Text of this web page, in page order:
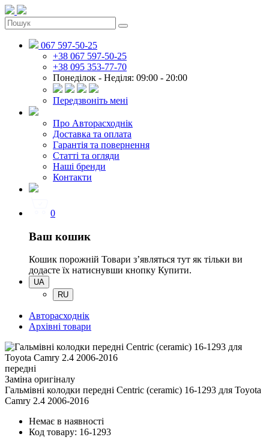
067 597-50-25
+38 067 597-50-25
+38 095 353-77-70
Понеділок - Неділя: 09:00 - 20:00
Передзвоніть мені
Про Авторасходнік
Доставка та оплата
Гарантія та повернення
Статті та огляди
Наші бренди
Контакти
0
Ваш кошик
Кошик порожній Товари зʼявляться тут як тільки ви
додасте їх натиснувши кнопку Купити.
UA
RU
Авторасходнік
Архівні товари
передні
Заміна оригіналу
Гальмівні колодки передні Centric (ceramic) 16-1293 для Toyota
Camry 2.4 2006-2016
Немає в наявності
Код товару: 16-1293